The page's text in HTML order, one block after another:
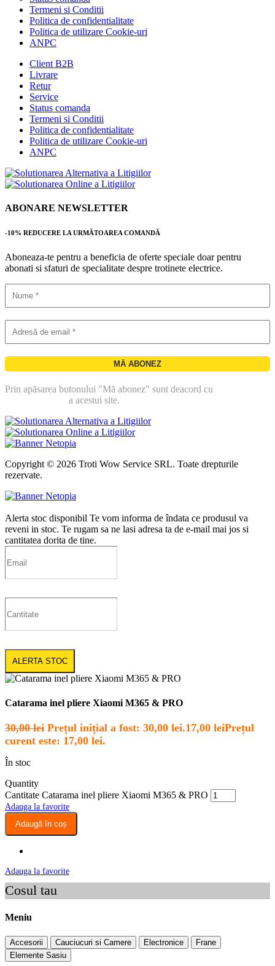
Termeni si Conditii
Politica de confidentialitate
Politica de utilizare Cookie-uri
ANPC
Client B2B
Livrare
Retur
Service
Status comanda
Termeni si Conditii
Politica de confidentialitate
Politica de utilizare Cookie-uri
ANPC
ABONARE NEWSLETTER
-10% REDUCERE LA URMĂTOAREA COMANDĂ
Aboneaza-te pentru a beneficia de oferte speciale doar pentru
abonati si sfaturi de specialitate despre trotinete electrice.
Prin apăsarea butonului "Mă abonez" sunt deacord cu
a acestui site.
Copyright © 2026 Troti Wow Service SRL. Toate drepturile
rezervate.
Alerta stoc disponibil Te vom informa de îndata ce produsul va
reveni in stoc. Te rugam sa ne lasi adresa ta de e-mail mai jos si
cantitatea dorita de tine.
ALERTA STOC
Catarama inel pliere Xiaomi M365 & PRO
30,00lei Prețul inițial a fost: 30,00 lei.17,00 leiPrețul
curent este: 17,00 lei.
În stoc
Quantity
Cantitate Catarama inel pliere Xiaomi M365 & PRO
Adauga la favorite
Adaugă în coș
Adauga la favorite
Cosul tau
Meniu
Accesorii Cauciucuri si Camere Electronice
Frane
Elemente Sasiu